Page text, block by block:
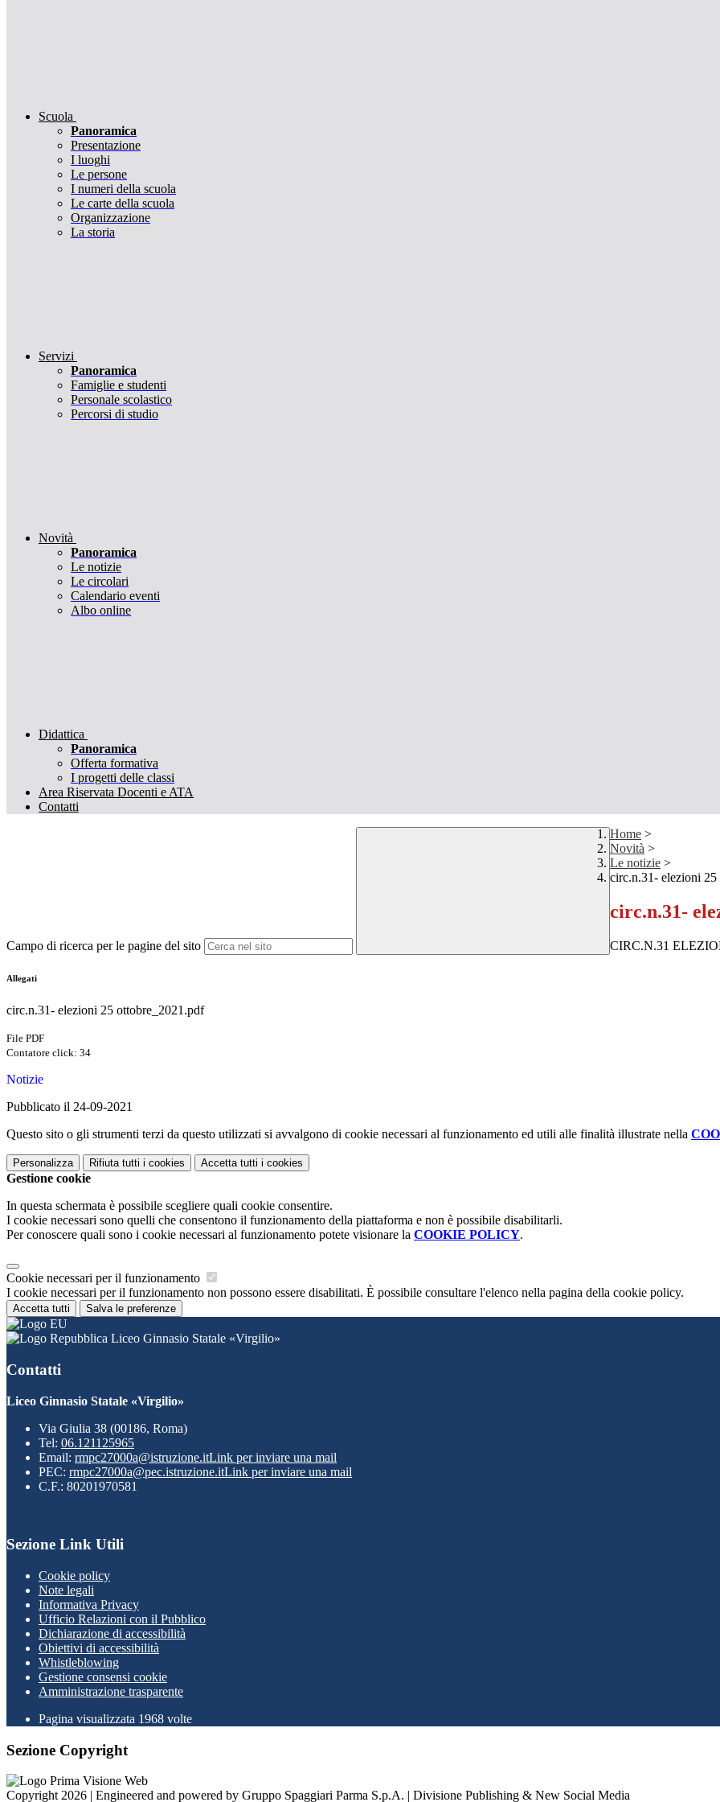
Scuola
Panoramica
Presentazione
I luoghi
Le persone
I numeri della scuola
Le carte della scuola
Organizzazione
La storia
Servizi
Panoramica
Famiglie e studenti
Personale scolastico
Percorsi di studio
Novità
Panoramica
Le notizie
Le circolari
Calendario eventi
Albo online
Didattica
Panoramica
Offerta formativa
I progetti delle classi
Area Riservata Docenti e ATA
Contatti
Campo di ricerca per le pagine del sito
Home >
Novità >
Le notizie >
circ.n.31- elezioni 25
circ.n.31-
CIRC.N.31
Allegati
circ.n.31- elezioni 25 ottobre_2021.pdf
File PDF
Contatore click: 34
Notizie
Pubblicato il 24-09-2021
Questo sito o gli strumenti terzi da questo utilizzati si avvalgono di cookie necessari al funzionamento ed utili alle finalità illustrate nella
Personalizza Rifiuta tutti i cookies Accetta tutti i cookies
Gestione cookie
In questa schermata è possibile scegliere quali cookie consentire.
I cookie necessari sono quelli che consentono il funzionamento della piattaforma e non è possibile disabilitarli.
Per conoscere quali sono i cookie necessari al funzionamento potete visionare la COOKIE POLICY.
Cookie necessari per il funzionamento
I cookie necessari per il funzionamento non possono essere disabilitati. È possibile consultare l'elenco nella pagina della cookie policy.
Accetta tutti Salva le preferenze
Liceo Ginnasio Statale «Virgilio»
Contatti
Liceo Ginnasio Statale «Virgilio»
Via Giulia 38 (00186, Roma)
Tel: 06.121125965
Email: rmpc27000a@istruzione.itLink per inviare una mail
PEC: rmpc27000a@pec.istruzione.itLink per inviare una mail
C.F.: 80201970581
Sezione Link Utili
Cookie policy
Note legali
Informativa Privacy
Ufficio Relazioni con il Pubblico
Dichiarazione di accessibilità
Obiettivi di accessibilità
Whistleblowing
Gestione consensi cookie
Amministrazione trasparente
Pagina visualizzata 1968 volte
Sezione Copyright
Copyright 2026 | Engineered and powered by Gruppo Spaggiari Parma S.p.A. | Divisione Publishing & New Social Media